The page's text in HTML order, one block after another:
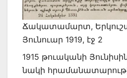
Ճակատամարտ,
Յունուար 1919, էջ 2
1915 թուականի
նակի